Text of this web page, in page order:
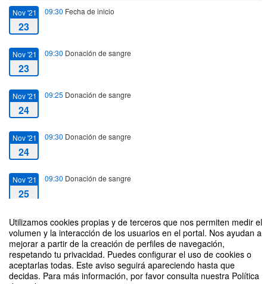
Utilizamos cookies propias y de terceros que nos permiten medir el
volumen y la interacción de los usuarios en el portal. Nos ayudan a
mejorar a partir de la creación de perfiles de navegación,
respetando tu privacidad. Puedes configurar el uso de cookies o
aceptarlas todas. Este aviso seguirá apareciendo hasta que
decidas. Para más información, por favor consulta nuestra Política
Nov '21
23
09:30 Fecha de inicio
Nov '21
23
09:30 Donación de sangre
Nov '21
24
09:25 Donación de sangre
Nov '21
24
09:30 Donación de sangre
Nov '21
25
09:30 Donación de sangre
Nov '21
25
14:00Fecha de fin
Campaña de donación de sangre y médula